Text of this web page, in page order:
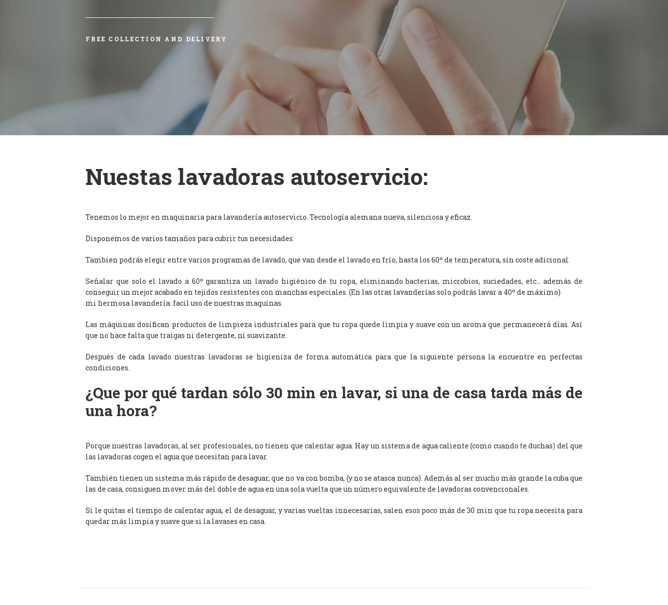
FREE COLLECTION AND DELIVERY
Nuestas lavadoras autoservicio:
Tenemos lo mejor en maquinaria para lavandería autoservicio. Tecnología alemana nueva, silenciosa y eficaz.
Disponemos de varios tamaños para cubrir tus necesidades:
Tambien podrás elegir entre varios programas de lavado, que van desde el lavado en frío, hasta los 60º de temperatura, sin coste adicional.
Señalar que solo el lavado a 60º garantiza un lavado higiénico de tu ropa, eliminando bacterias, microbios, suciedades, etc… además de
conseguir un mejor acabado en tejidos resistentes con manchas especiales. (En las otras lavanderías solo podrás lavar a 40º de máximo)
mi hermosa lavandería: facil uso de nuestras maquinas.
Las máquinas dosifican productos de limpieza industriales para que tu ropa quede limpia y suave con un aroma que permanecerá días. Así
que no hace falta que traigas ni detergente, ni suavizante.
Después de cada lavado nuestras lavadoras se higieniza de forma automática para que la siguiente persona la encuentre en perfectas
condiciones.
¿Que por qué tardan sólo 30 min en lavar, si una de casa tarda más de
una hora?
Porque nuestras lavadoras, al ser profesionales, no tienen que calentar agua. Hay un sistema de agua caliente (como cuando te duchas) del que
las lavadoras cogen el agua que necesitan para lavar.
También tienen un sistema más rápido de desaguar, que no va con bomba, (y no se atasca nunca). Además al ser mucho más grande la cuba que
las de casa, consiguen mover más del doble de agua en una sola vuelta que un número equivalente de lavadoras convencionales.
Si le quitas el tiempo de calentar agua, el de desaguar, y varias vueltas innecesarias, salen esos poco más de 30 min que tu ropa necesita para
quedar más limpia y suave que si la lavases en casa.